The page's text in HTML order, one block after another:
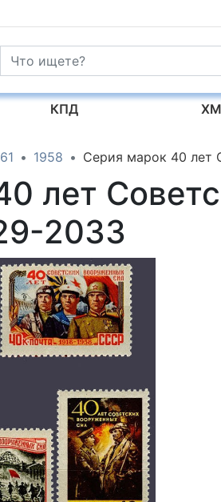
КПД
1958 Серия марок 40 лет
лет
2033